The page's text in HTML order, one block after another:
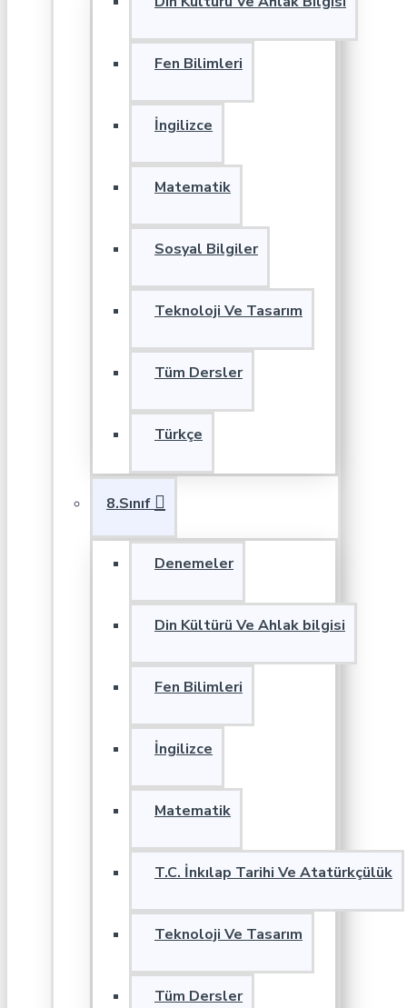
Fen Bilimleri
İngilizce
Matematik
Sosyal Bilgiler
Teknoloji Ve Tasarım
Tüm Dersler
Türkçe
8.Sınıf
Denemeler
Din Kültürü Ve Ahlak bilgisi
Fen Bilimleri
İngilizce
Matematik
T.C. İnkılap Tarihi Ve Atatürkçülük
Teknoloji Ve Tasarım
Tüm Dersler